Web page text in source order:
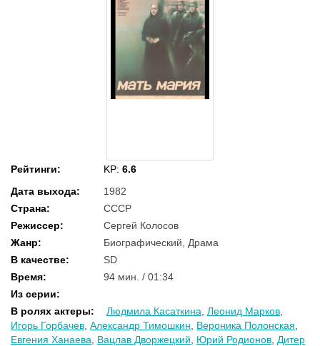
Рейтинги: KP: 6.6
Дата выхода:
1982
Страна:
СССР
Режиссер:
Сергей Колосов
Жанр:
Биографический, Драма
В качестве:
SD
Время:
94 мин. / 01:34
Из серии:
В ролях актеры: Людмила Касаткина Леонид Марков
Игорь Горбачев Александр Тимошкин Вероника Полонская
Евгения Ханаева
Вацлав Дворжецкий Юрий Родионов Дитер